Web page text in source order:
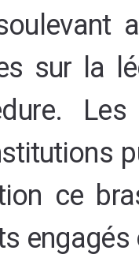
sur la
Les
ce